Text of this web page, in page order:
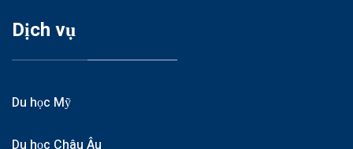
Dịch vụ
Du học Mỹ
Du học Châu Âu